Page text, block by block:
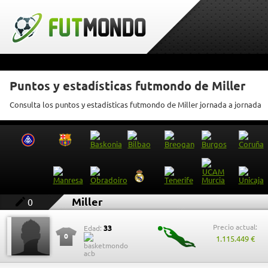
Puntos y estadísticas futmondo de Miller
Consulta los puntos y estadísticas futmondo de Miller jornada a jornada
0 Miller
0
Edad: 33 Precio actual:
1.115.449 €